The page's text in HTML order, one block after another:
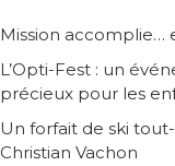
Mission accomplie…
L’Opti-Fest : un
précieux pour les
Un forfait de ski
Christian Vachon